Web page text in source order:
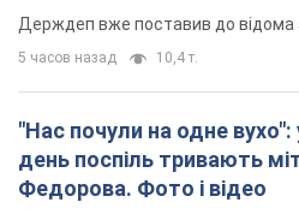
Держдеп вже поставив до відома
5 часов назад 10,4 т.
"Нас почули на одне вухо":
день поспіль тривають
Федорова. Фото і відео